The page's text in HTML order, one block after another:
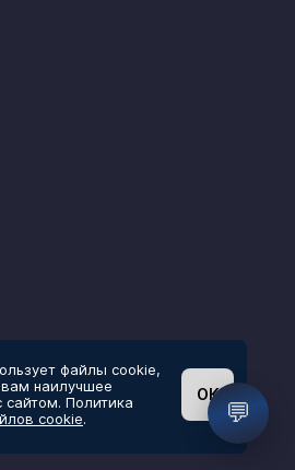
файлы cookie,
наилучшее
Политика
cookie.
ОК
💬